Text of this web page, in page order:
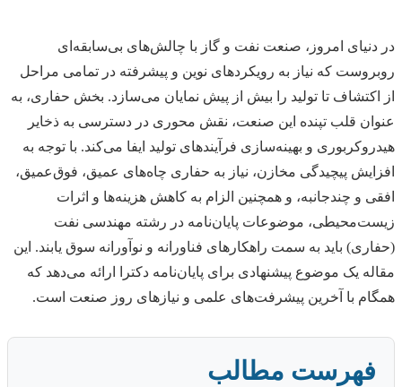
در دنیای امروز، صنعت نفت و گاز با چالش‌های بی‌سابقه‌ای
روبروست که نیاز به رویکردهای نوین و پیشرفته در تمامی مراحل
از اکتشاف تا تولید را بیش از پیش نمایان می‌سازد. بخش حفاری، به
عنوان قلب تپنده این صنعت، نقش محوری در دسترسی به ذخایر
هیدروکربوری و بهینه‌سازی فرآیندهای تولید ایفا می‌کند. با توجه به
افزایش پیچیدگی مخازن، نیاز به حفاری چاه‌های عمیق، فوق‌عمیق،
افقی و چندجانبه، و همچنین الزام به کاهش هزینه‌ها و اثرات
زیست‌محیطی، موضوعات پایان‌نامه در رشته مهندسی نفت
(حفاری) باید به سمت راهکارهای فناورانه و نوآورانه سوق یابند. این
مقاله یک موضوع پیشنهادی برای پایان‌نامه دکترا ارائه می‌دهد که
همگام با آخرین پیشرفت‌های علمی و نیازهای روز صنعت است.
فهرست مطالب